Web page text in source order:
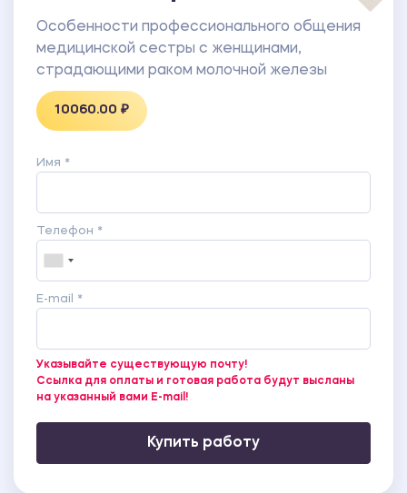
СТРАДАЮЩИХ РАКОМ МОЛОЧНОЙ ЖЕЛЕЗЫ
ПРИЛОЖЕНИЕ 4 – РЕКОМЕНДАЦИИ ПО
ОРГАНИЗАЦИИ ПРОФЕССИОНАЛЬНОГО
ОБЩЕНИЯ МЕДИЦИНСКОЙ СЕСТРЫ С
ЖЕНЩИНАМИ, СТРАДАЮЩИМИ РАКОМ
МОЛОЧНОЙ ЖЕЛЕЗЫ
ПРИЛОЖЕНИЕ 5 – ОПРОСНИК МЕДИЦИНСКОЙ
СЕСТРЫ «ОСОБЕННОСТИ
ПРОФЕССИОНАЛЬНОГО ОБЩЕНИЯ В
Особенности профессионального общения
медицинской сестры с женщинами,
страдающими раком молочной железы
10060.00 ₽
Имя *
Телефон *
E-mail *
Указывайте существующую почту!
Ссылка для оплаты и готовая работа будут высланы
на указанный вами E-mail!
Купить работу